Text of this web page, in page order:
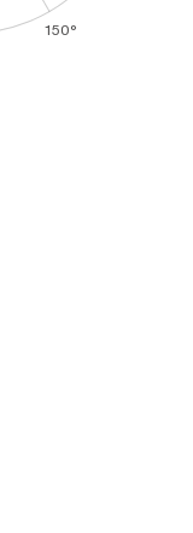
150°